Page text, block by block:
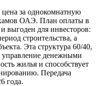
за однокомнатную
ОАЭ. План оплаты в
выгоден для инвесторов:
строительства, а
Эта структура 60/40,
управление денежными
жилья и способствует
Передача
года.